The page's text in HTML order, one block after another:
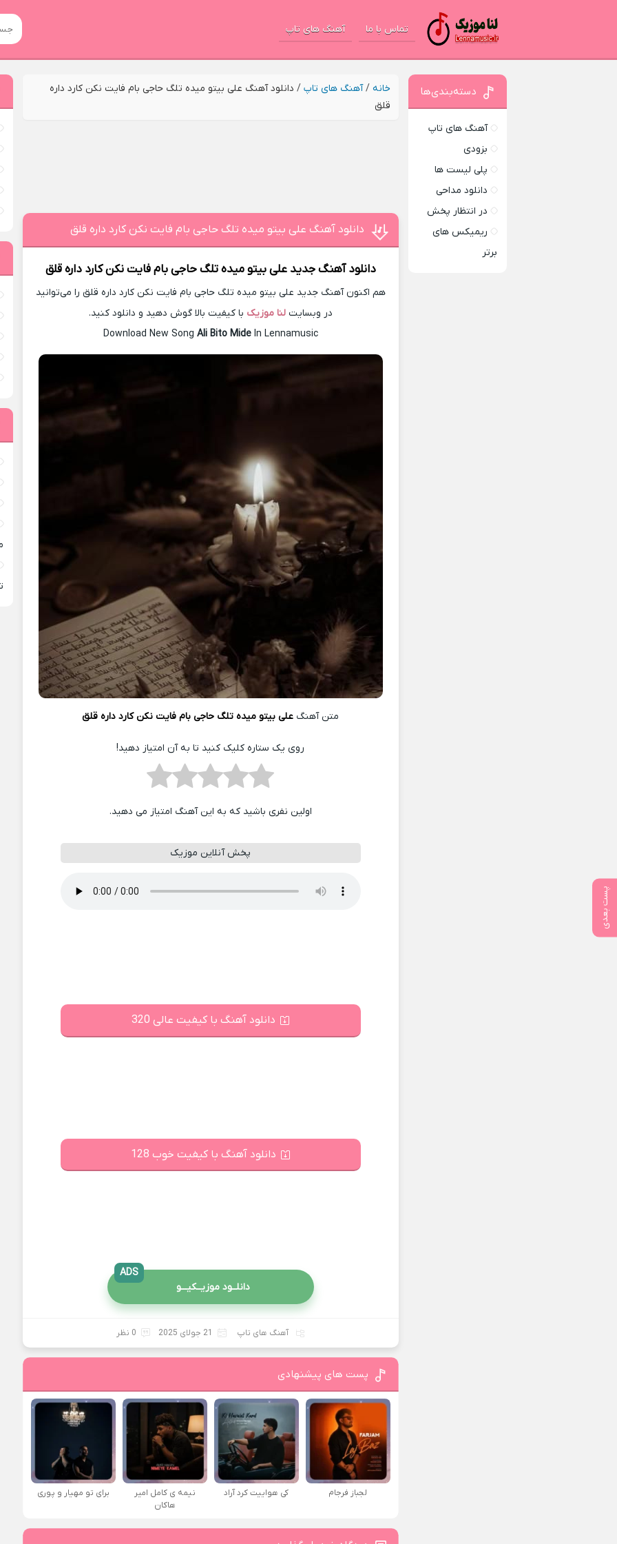
تماس با ما آهنگ های تاپ
خانه /آهنگ های تاپ / دانلود آهنگ علی بیتو میده تلگ حاجی بام فایت نکن کارد داره
قلق
پست بعدی
دانلود آهنگ علی بیتو میده تلگ حاجی بام فایت نکن کارد داره قلق
دانلود آهنگ جدید علی بیتو میده تلگ حاجی بام فایت نکن کارد داره قلق
هم اکنون آهنگ جدید علی بیتو میده تلگ حاجی بام فایت نکن کارد داره قلق را می‌توانید
در وبسایتلنا موزیک با کیفیت بالا گوش دهید و دانلود کنید.
Download New Song Ali Bito MideIn Lennamusic
متن آهنگ علی بیتو میده تلگ حاجی بام فایت نکن کارد داره قلق
روی یک ستاره کلیک کنید تا به آن امتیاز دهید!
اولین نفری باشید که به این آهنگ امتیاز می دهید.
پخش آنلاین موزیک
دانلود آهنگ با کیفیت عالی 320
دانلود آهنگ با کیفیت خوب 128
دانلــود موزیــکیـــو
ADS
آهنگ های تاپ 21 جولای 2025 0 نظر
پست های پیشنهادی
لجباز فرجام کی هواییت کرد آراد
نیمه ی کامل امیر
هاکان
برای تو مهیار و پوری
دسته‌بندی‌ها
آهنگ های تاپ
بزودی
پلی لیست ها
دانلود مداحی
در انتظار پخش
ریمیکس های
برتر